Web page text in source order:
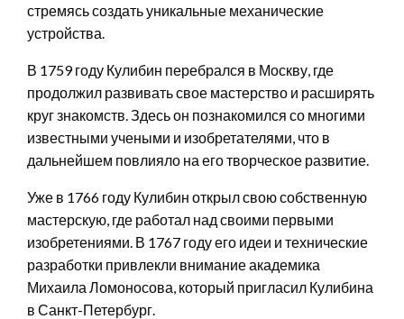
стремясь создать уникальные механические
устройства.
В 1759 году Кулибин перебрался в Москву, где
продолжил развивать свое мастерство и расширять
круг знакомств. Здесь он познакомился со многими
известными учеными и изобретателями, что в
дальнейшем повлияло на его творческое развитие.
Уже в 1766 году Кулибин открыл свою собственную
мастерскую, где работал над своими первыми
изобретениями. В 1767 году его идеи и технические
разработки привлекли внимание академика
Михаила Ломоносова, который пригласил Кулибина
в Санкт-Петербург.